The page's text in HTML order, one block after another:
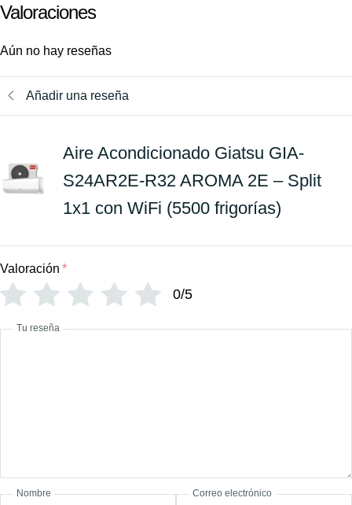
Valoraciones
Aún no hay reseñas
Añadir una reseña
Aire Acondicionado Giatsu GIA-
S24AR2E-R32 AROMA 2E – Split
1x1 con WiFi (5500 frigorías)
Valoración *
0/5
Tu reseña
Nombre Correo electrónico